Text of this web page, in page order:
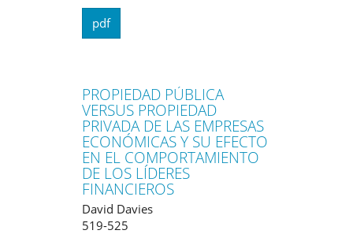
pdf
PROPIEDAD PÚBLICA
VERSUS PROPIEDAD
PRIVADA DE LAS EMPRESAS
ECONÓMICAS Y SU EFECTO
EN EL COMPORTAMIENTO
DE LOS LÍDERES
FINANCIEROS
David Davies
519-525